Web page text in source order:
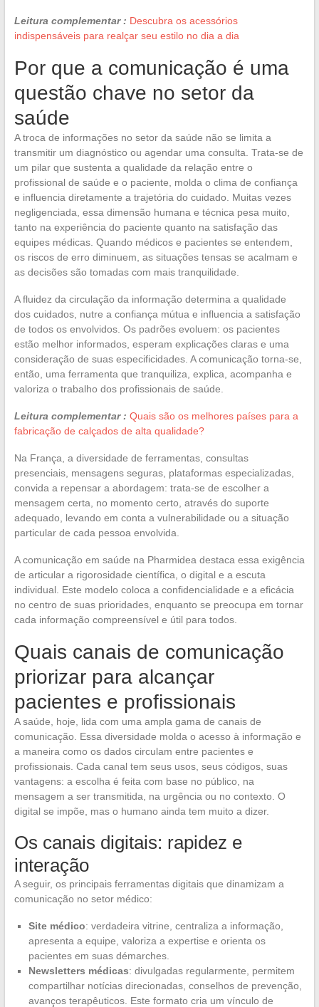
Leitura complementar : Descubra os acessórios
indispensáveis para realçar seu estilo no dia a dia
Por que a comunicação é uma
questão chave no setor da
saúde
A troca de informações no setor da saúde não se limita a
transmitir um diagnóstico ou agendar uma consulta. Trata-se de
um pilar que sustenta a qualidade da relação entre o
profissional de saúde e o paciente, molda o clima de confiança
e influencia diretamente a trajetória do cuidado. Muitas vezes
negligenciada, essa dimensão humana e técnica pesa muito,
tanto na experiência do paciente quanto na satisfação das
equipes médicas. Quando médicos e pacientes se entendem,
os riscos de erro diminuem, as situações tensas se acalmam e
as decisões são tomadas com mais tranquilidade.
A fluidez da circulação da informação determina a qualidade
dos cuidados, nutre a confiança mútua e influencia a satisfação
de todos os envolvidos. Os padrões evoluem: os pacientes
estão melhor informados, esperam explicações claras e uma
consideração de suas especificidades. A comunicação torna-se,
então, uma ferramenta que tranquiliza, explica, acompanha e
valoriza o trabalho dos profissionais de saúde.
Leitura complementar : Quais são os melhores países para a
fabricação de calçados de alta qualidade?
Na França, a diversidade de ferramentas, consultas
presenciais, mensagens seguras, plataformas especializadas,
convida a repensar a abordagem: trata-se de escolher a
mensagem certa, no momento certo, através do suporte
adequado, levando em conta a vulnerabilidade ou a situação
particular de cada pessoa envolvida.
A comunicação em saúde na Pharmidea destaca essa exigência
de articular a rigorosidade científica, o digital e a escuta
individual. Este modelo coloca a confidencialidade e a eficácia
no centro de suas prioridades, enquanto se preocupa em tornar
cada informação compreensível e útil para todos.
Quais canais de comunicação
priorizar para alcançar
pacientes e profissionais
A saúde, hoje, lida com uma ampla gama de canais de
comunicação. Essa diversidade molda o acesso à informação e
a maneira como os dados circulam entre pacientes e
profissionais. Cada canal tem seus usos, seus códigos, suas
vantagens: a escolha é feita com base no público, na
mensagem a ser transmitida, na urgência ou no contexto. O
digital se impõe, mas o humano ainda tem muito a dizer.
Os canais digitais: rapidez e
interação
A seguir, os principais ferramentas digitais que dinamizam a
comunicação no setor médico:
Site médico: verdadeira vitrine, centraliza a informação,
apresenta a equipe, valoriza a expertise e orienta os
pacientes em suas démarches.
Newsletters médicas: divulgadas regularmente, permitem
compartilhar notícias direcionadas, conselhos de prevenção,
avanços terapêuticos. Este formato cria um vínculo de